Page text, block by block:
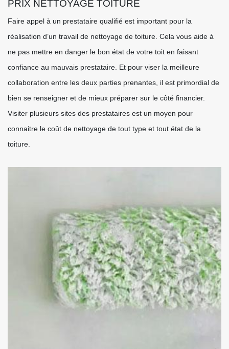
PRIX NETTOYAGE TOITURE
Faire appel à un prestataire qualifié est important pour la
réalisation d’un travail de nettoyage de toiture. Cela vous aide à
ne pas mettre en danger le bon état de votre toit en faisant
confiance au mauvais prestataire. Et pour viser la meilleure
collaboration entre les deux parties prenantes, il est primordial de
bien se renseigner et de mieux préparer sur le côté financier.
Visiter plusieurs sites des prestataires est un moyen pour
connaitre le coût de nettoyage de tout type et tout état de la
toiture.